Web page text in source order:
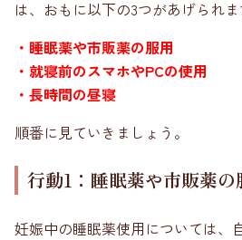
は、おもに以下の3つがあげられま
・睡眠薬や市販薬の服用
・就寝前のスマホやPCの使用
・長時間の昼寝
順番に見ていきましょう。
行動1：睡眠薬や市販薬の
妊娠中の睡眠薬使用については、